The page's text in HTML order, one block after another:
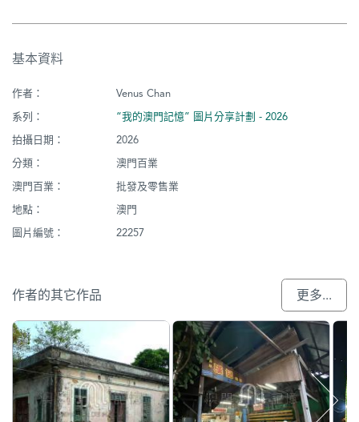
市
基本資料
作者：
Venus Chan
系列：
“我的澳門記憶” 圖片分享計劃 - 2026
拍攝日期：
2026
分類：
澳門百業
澳門百業：
批發及零售業
地點：
澳門
圖片編號：
22257
作者的其它作品 更多...